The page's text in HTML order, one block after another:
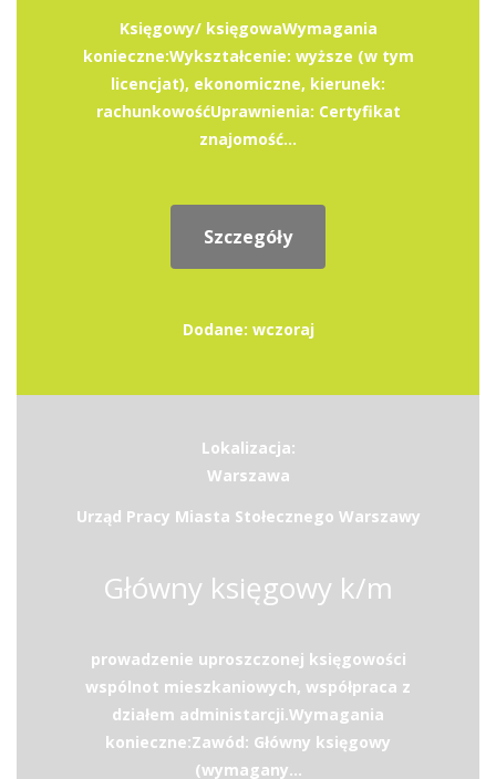
Księgowy/ księgowaWymagania
konieczne:Wykształcenie: wyższe (w tym
licencjat), ekonomiczne, kierunek:
rachunkowośćUprawnienia: Certyfikat
znajomość...
Szczegóły
Dodane: wczoraj
Lokalizacja:
Warszawa
Urząd Pracy Miasta Stołecznego Warszawy
Główny księgowy k/m
prowadzenie uproszczonej księgowości
wspólnot mieszkaniowych, współpraca z
działem administarcji.Wymagania
konieczne:Zawód: Główny księgowy
(wymagany...